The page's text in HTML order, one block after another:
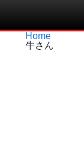
Home
牛さん